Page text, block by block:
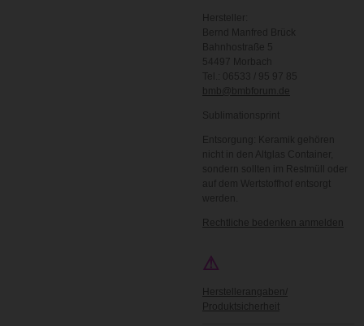
Hersteller:
Bernd Manfred Brück
Bahnhostraße 5
54497 Morbach
Tel.: 06533 / 95 97 85
bmb@bmbforum.de
Sublimationsprint
Entsorgung: Keramik gehören
nicht in den Altglas Container,
sondern sollten im Restmüll oder
auf dem Wertstoffhof entsorgt
werden.
Rechtliche bedenken anmelden
⚠
Herstellerangaben/
Produktsicherheit